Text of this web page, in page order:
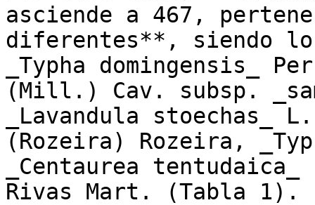
asciende a 467,
diferentes**, siendo
_Typha domingensis_
(Mill.) Cav. subsp.
_Lavandula
(Rozeira) Rozeira,
_Centaurea
Rivas Mart. (Tabla 1).